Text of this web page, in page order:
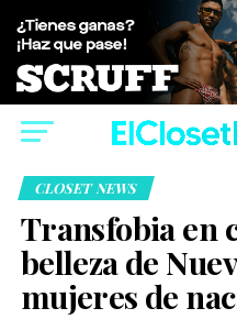
CLOSET NEWS
Transfobia en
belleza de
mujeres de